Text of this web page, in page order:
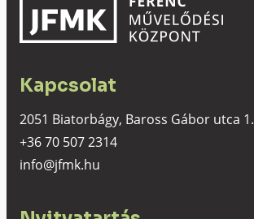
Kapcsolat
2051 Biatorbágy, Baross Gábor utca 1.
+36 70 507 2314
info@jfmk.hu